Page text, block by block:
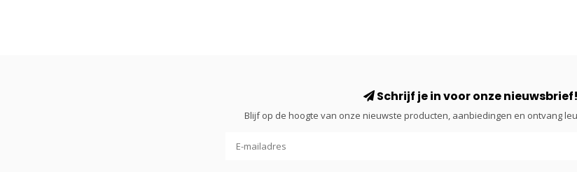
Schrijf je in voor onze nieuwsbrief!
Blijf op de hoogte van onze nieuwste producten, aanbiedingen en ontvang